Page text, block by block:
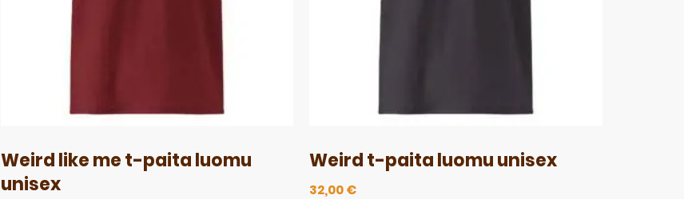
Weird like me t-paita luomu
unisex
Weird t-paita luomu unisex
32,00€